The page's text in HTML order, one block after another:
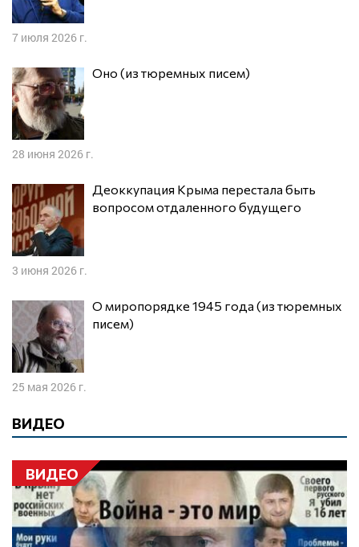
7 июля 2026 г.
Оно (из тюремных писем)
28 июня 2026 г.
Деоккупация Крыма перестала быть
вопросом отдаленного будущего
3 июня 2026 г.
О миропорядке 1945 года (из тюремных
писем)
25 мая 2026 г.
ВИДЕО
ВИДЕО